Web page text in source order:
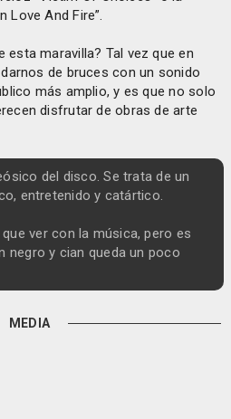
Love And Fire”.
esta maravilla? Tal vez que en
de bruces con un sonido
más amplio, y es que no solo
disfrutar de obras de arte
del disco. Se trata de un
entretenido y catártico.
ver con la música, pero es
negro y cian queda un poco
MEDIA